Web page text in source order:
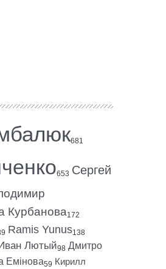
681
653 Сергей
Курбанова172
Ramis Yunus138
Лютый98 Дмитро
Емінова59 Кирилл